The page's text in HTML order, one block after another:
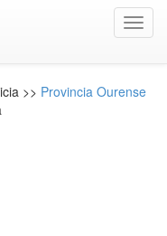
>> Provincia Ourense